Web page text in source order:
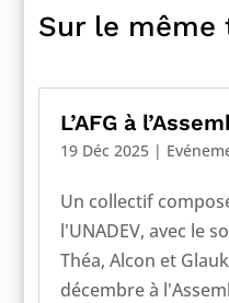
Sur le même
L’AFG à
19 Déc 2025|
Un collectif
l'UNADEV, avec le
Théa, Alcon et
décembre à